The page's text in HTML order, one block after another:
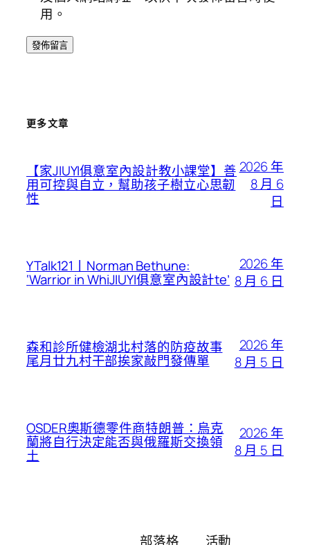
用。
更多文章
【家JIUYI俱意室內設計教小課堂】善
用可控與自立，幫助孩子樹立心思韌
性
2026 年
8 月 6
日
YTalk121丨Norman Bethune:
‘Warrior in WhiJIUYI俱意室內設計te’
2026 年
8 月 6 日
森和診所健檢湖北村落的防疫故事
尾月廿九村干部挨家敲門發傳單
2026 年
8 月 5 日
OSDER奧斯德零件商特朗普：烏克
蘭將自行決定能否與俄羅斯交換領
土
2026 年
8 月 5 日
部落格 活動